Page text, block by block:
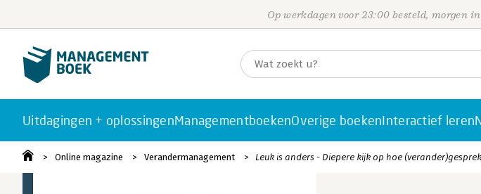
Op werkdagen voor 23:00 besteld, morgen
Uitdagingen + oplossingenManagementboekenOverige boekenInteractief leren
Online magazine Verandermanagement Leuk is anders - Diepere kijk op hoe